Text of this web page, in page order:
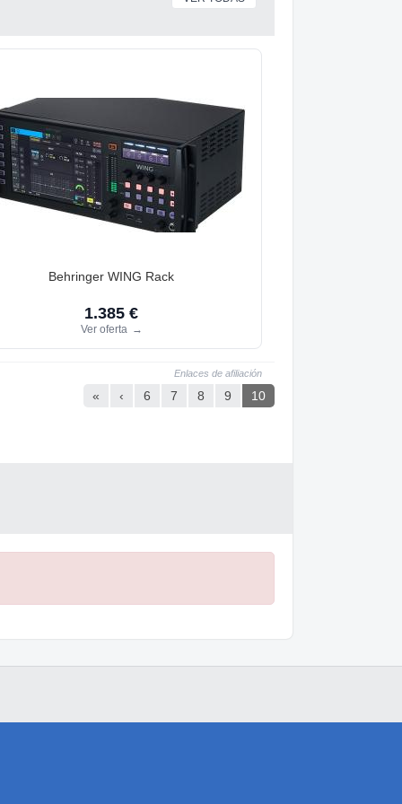
Behringer WING Rack
1.385 €
Ver oferta →
Enlaces de afiliación
« ‹ 6 7 8 9 10